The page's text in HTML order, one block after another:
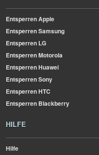
Entsperren Apple
Entsperren Samsung
Entsperren LG
Entsperren Motorola
Entsperren Huawei
Entsperren Sony
Entsperren HTC
Entsperren Blackberry
HILFE
Hilfe